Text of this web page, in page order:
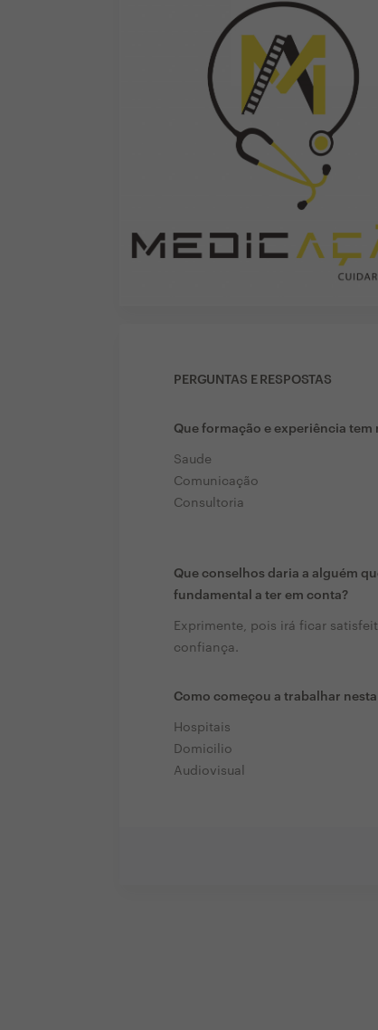
PERGUNTAS E RESPOSTAS
Que formação e experiência
Saude
Comunicação
Consultoria
Que conselhos daria a alguém
fundamental a ter em conta?
Exprimente, pois irá ficar
confiança.
Como começou a trabalhar
Hospitais
Domicilio
Audiovisual